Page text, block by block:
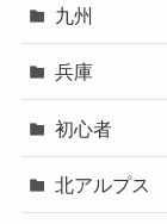
九州
兵庫
初心者
北アルプス